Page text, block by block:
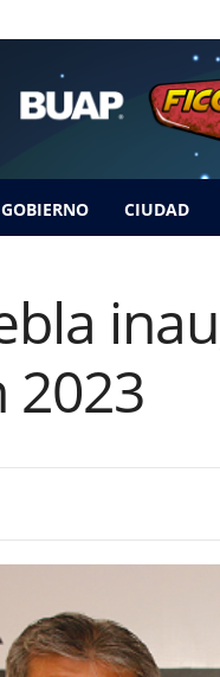
GOBIERNO CIUDAD
2023